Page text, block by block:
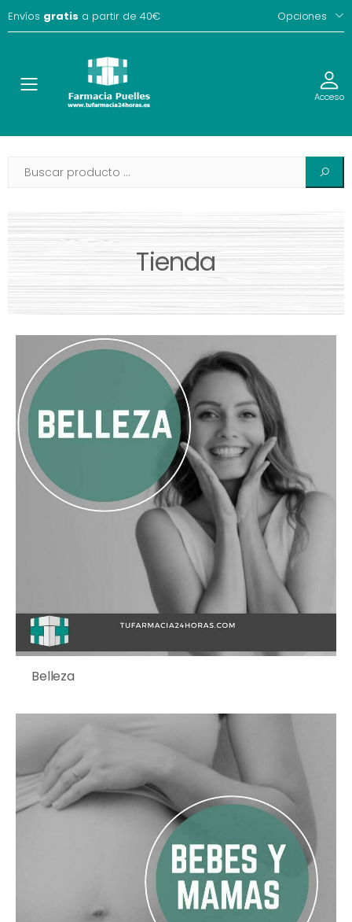
Envíos gratis a partir de 40€ Opciones
Toggle Acceso
Tienda
Belleza